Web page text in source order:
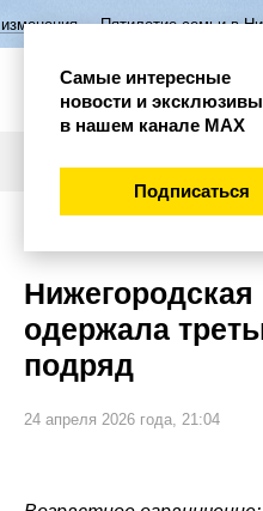
семьи в Нижегородской
Нижегородская
одержала
подряд
24 апреля 2026 года, 21:04
Самые интересные
новости и
в нашем канале МАХ
Подписаться